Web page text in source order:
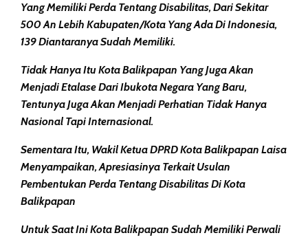
Yang Memiliki Perda Tentang Disabilitas, Dari Sekitar
500 An Lebih Kabupaten/kota Yang Ada Di Indonesia,
139 Diantaranya Sudah Memiliki.
Tidak Hanya Itu Kota Balikpapan Yang Juga Akan
Menjadi Etalase Dari Ibukota Negara Yang Baru,
Tentunya Juga Akan Menjadi Perhatian Tidak Hanya
Nasional Tapi Internasional.
Sementara Itu, Wakil Ketua DPRD Kota Balikpapan Laisa
Menyampaikan, Apresiasinya Terkait Usulan
Pembentukan Perda Tentang Disabilitas Di Kota
Balikpapan
Untuk Saat Ini Kota Balikpapan Sudah Memiliki Perwali